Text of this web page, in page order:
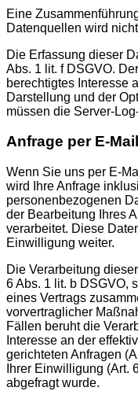
Eine
Datenquellen wird
Die Erfassung dieser
Abs. 1 lit. f DSGVO.
berechtigtes Interesse
Darstellung und der
müssen die Server-
Anfrage per E-
Wenn Sie uns per E-
wird Ihre Anfrage
personenbezogenen
der Bearbeitung Ihres
verarbeitet. Diese
Einwilligung weiter.
Die Verarbeitung
6 Abs. 1 lit. b DSGVO,
eines Vertrags
vorvertraglicher
Fällen beruht die
Interesse an der
gerichteten Anfragen
Ihrer Einwilligung (Art.
abgefragt wurde.